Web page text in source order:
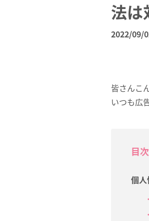
法は
2022/09/
皆さんこ
いつも広
目次
個